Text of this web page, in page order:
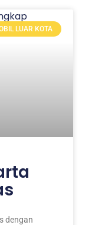
LUAR KOTA
dengan